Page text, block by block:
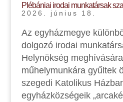
Plébániai irodai munkatársak
2026. június 18.
Az egyházmegye
dolgozó irodai
Helynökség
műhelymunkára gyűltek
szegedi Katolikus
egyházközségeik